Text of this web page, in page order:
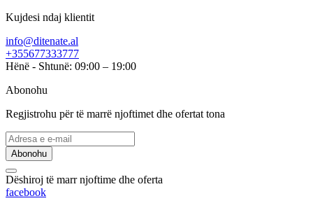
Kujdesi ndaj klientit
info@ditenate.al
+355677333777
Hënë - Shtunë: 09:00 – 19:00
Abonohu
Regjistrohu për të marrë njoftimet dhe ofertat tona
Abonohu
Dëshiroj të marr njoftime dhe oferta
facebook